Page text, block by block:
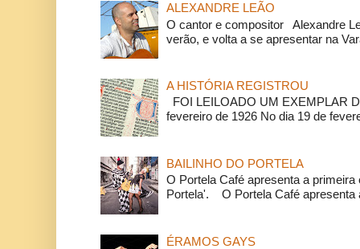
ALEXANDRE LEÃO
O cantor e compositor Alexandre
verão, e volta a se apresentar na
A HISTÓRIA REGISTROU
FOI LEILOADO UM EXEMPLAR
fevereiro de 1926 No dia 19 de
BAILINHO DO PORTELA
O Portela Café apresenta a
Portela'. O Portela Café apresenta
ÉRAMOS GAYS